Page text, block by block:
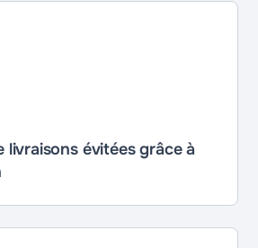
livraisons évitées grâce à